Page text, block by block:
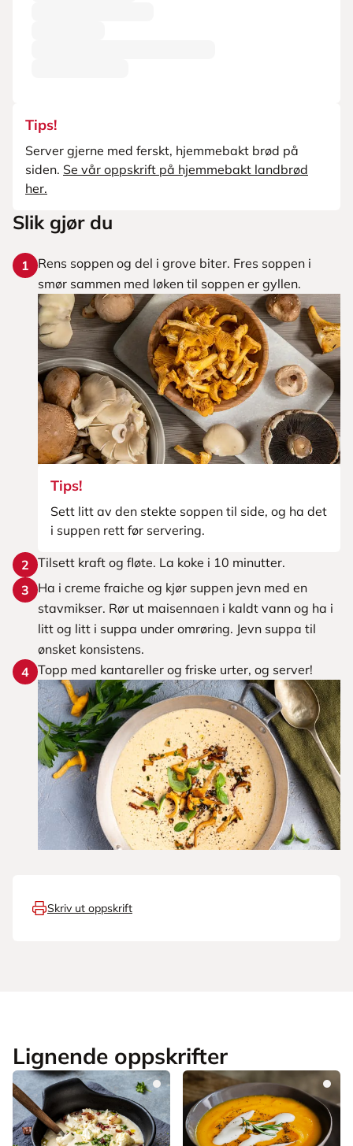
Tips!
Server gjerne med ferskt, hjemmebakt brød på
siden. Se vår oppskrift på hjemmebakt landbrød
her.
Slik gjør du
1
Rens soppen og del i grove biter. Fres soppen i
smør sammen med løken til soppen er gyllen.
Tips!
Sett litt av den stekte soppen til side, og ha det
i suppen rett før servering.
2 Tilsett kraft og fløte. La koke i 10 minutter.
3
Ha i creme fraiche og kjør suppen jevn med en
stavmikser. Rør ut maisennaen i kaldt vann og ha i
litt og litt i suppa under omrøring. Jevn suppa til
ønsket konsistens.
4 Topp med kantareller og friske urter, og server!
Skriv ut oppskrift
Lignende oppskrifter